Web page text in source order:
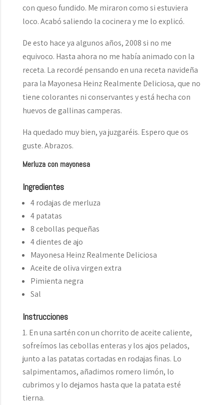
con queso fundido. Me miraron como si estuviera
loco. Acabó saliendo la cocinera y me lo explicó.
De esto hace ya algunos años, 2008 si no me
equivoco. Hasta ahora no me había animado con la
receta. La recordé pensando en una receta navideña
para la Mayonesa Heinz Realmente Deliciosa, que no
tiene colorantes ni conservantes y está hecha con
huevos de gallinas camperas.
Ha quedado muy bien, ya juzgaréis. Espero que os
guste. Abrazos.
Merluza con mayonesa
Ingredientes
4 rodajas de merluza
4 patatas
8 cebollas pequeñas
4 dientes de ajo
Mayonesa Heinz Realmente Deliciosa
Aceite de oliva virgen extra
Pimienta negra
Sal
Instrucciones
En una sartén con un chorrito de aceite caliente,
sofreímos las cebollas enteras y los ajos pelados,
junto a las patatas cortadas en rodajas finas. Lo
salpimentamos, añadimos romero limón, lo
cubrimos y lo dejamos hasta que la patata esté
tierna.